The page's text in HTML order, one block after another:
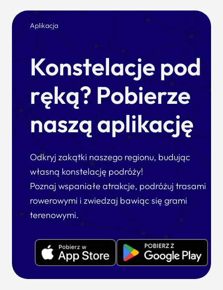
Aplikacja
Konstelacje pod
ręką? Pobierze
naszą aplikację
Odkryj zakątki naszego regionu, budując
własną konstelację podróży!
Poznaj wspaniałe atrakcje, podróżuj trasami
rowerowymi i zwiedzaj bawiąc się grami
terenowymi.